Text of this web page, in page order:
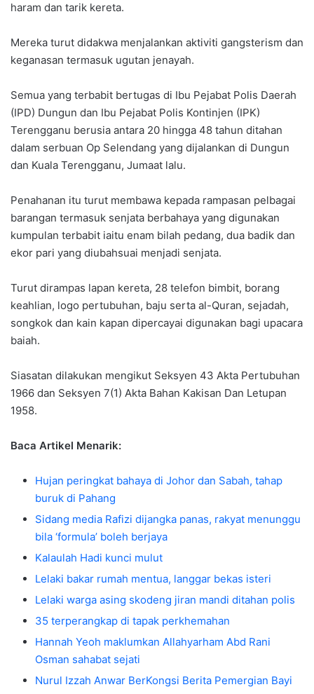
haram dan tarik kereta.
Mereka turut didakwa menjalankan aktiviti gangsterism dan
keganasan termasuk ugutan jenayah.
Semua yang terbabit bertugas di Ibu Pejabat Polis Daerah
(IPD) Dungun dan Ibu Pejabat Polis Kontinjen (IPK)
Terengganu berusia antara 20 hingga 48 tahun ditahan
dalam serbuan Op Selendang yang dijalankan di Dungun
dan Kuala Terengganu, Jumaat lalu.
Penahanan itu turut membawa kepada rampasan pelbagai
barangan termasuk senjata berbahaya yang digunakan
kumpulan terbabit iaitu enam bilah pedang, dua badik dan
ekor pari yang diubahsuai menjadi senjata.
Turut dirampas lapan kereta, 28 telefon bimbit, borang
keahlian, logo pertubuhan, baju serta al-Quran, sejadah,
songkok dan kain kapan dipercayai digunakan bagi upacara
baiah.
Siasatan dilakukan mengikut Seksyen 43 Akta Pertubuhan
1966 dan Seksyen 7(1) Akta Bahan Kakisan Dan Letupan
1958.
Baca Artikel Menarik:
Hujan peringkat bahaya di Johor dan Sabah, tahap
buruk di Pahang
Sidang media Rafizi dijangka panas, rakyat menunggu
bila ‘formula’ boleh berjaya
Kalaulah Hadi kunci mulut
Lelaki bakar rumah mentua, langgar bekas isteri
Lelaki warga asing skodeng jiran mandi ditahan polis
35 terperangkap di tapak perkhemahan
Hannah Yeoh maklumkan Allahyarham Abd Rani
Osman sahabat sejati
Nurul Izzah Anwar BerKongsi Berita Pemergian Bayi